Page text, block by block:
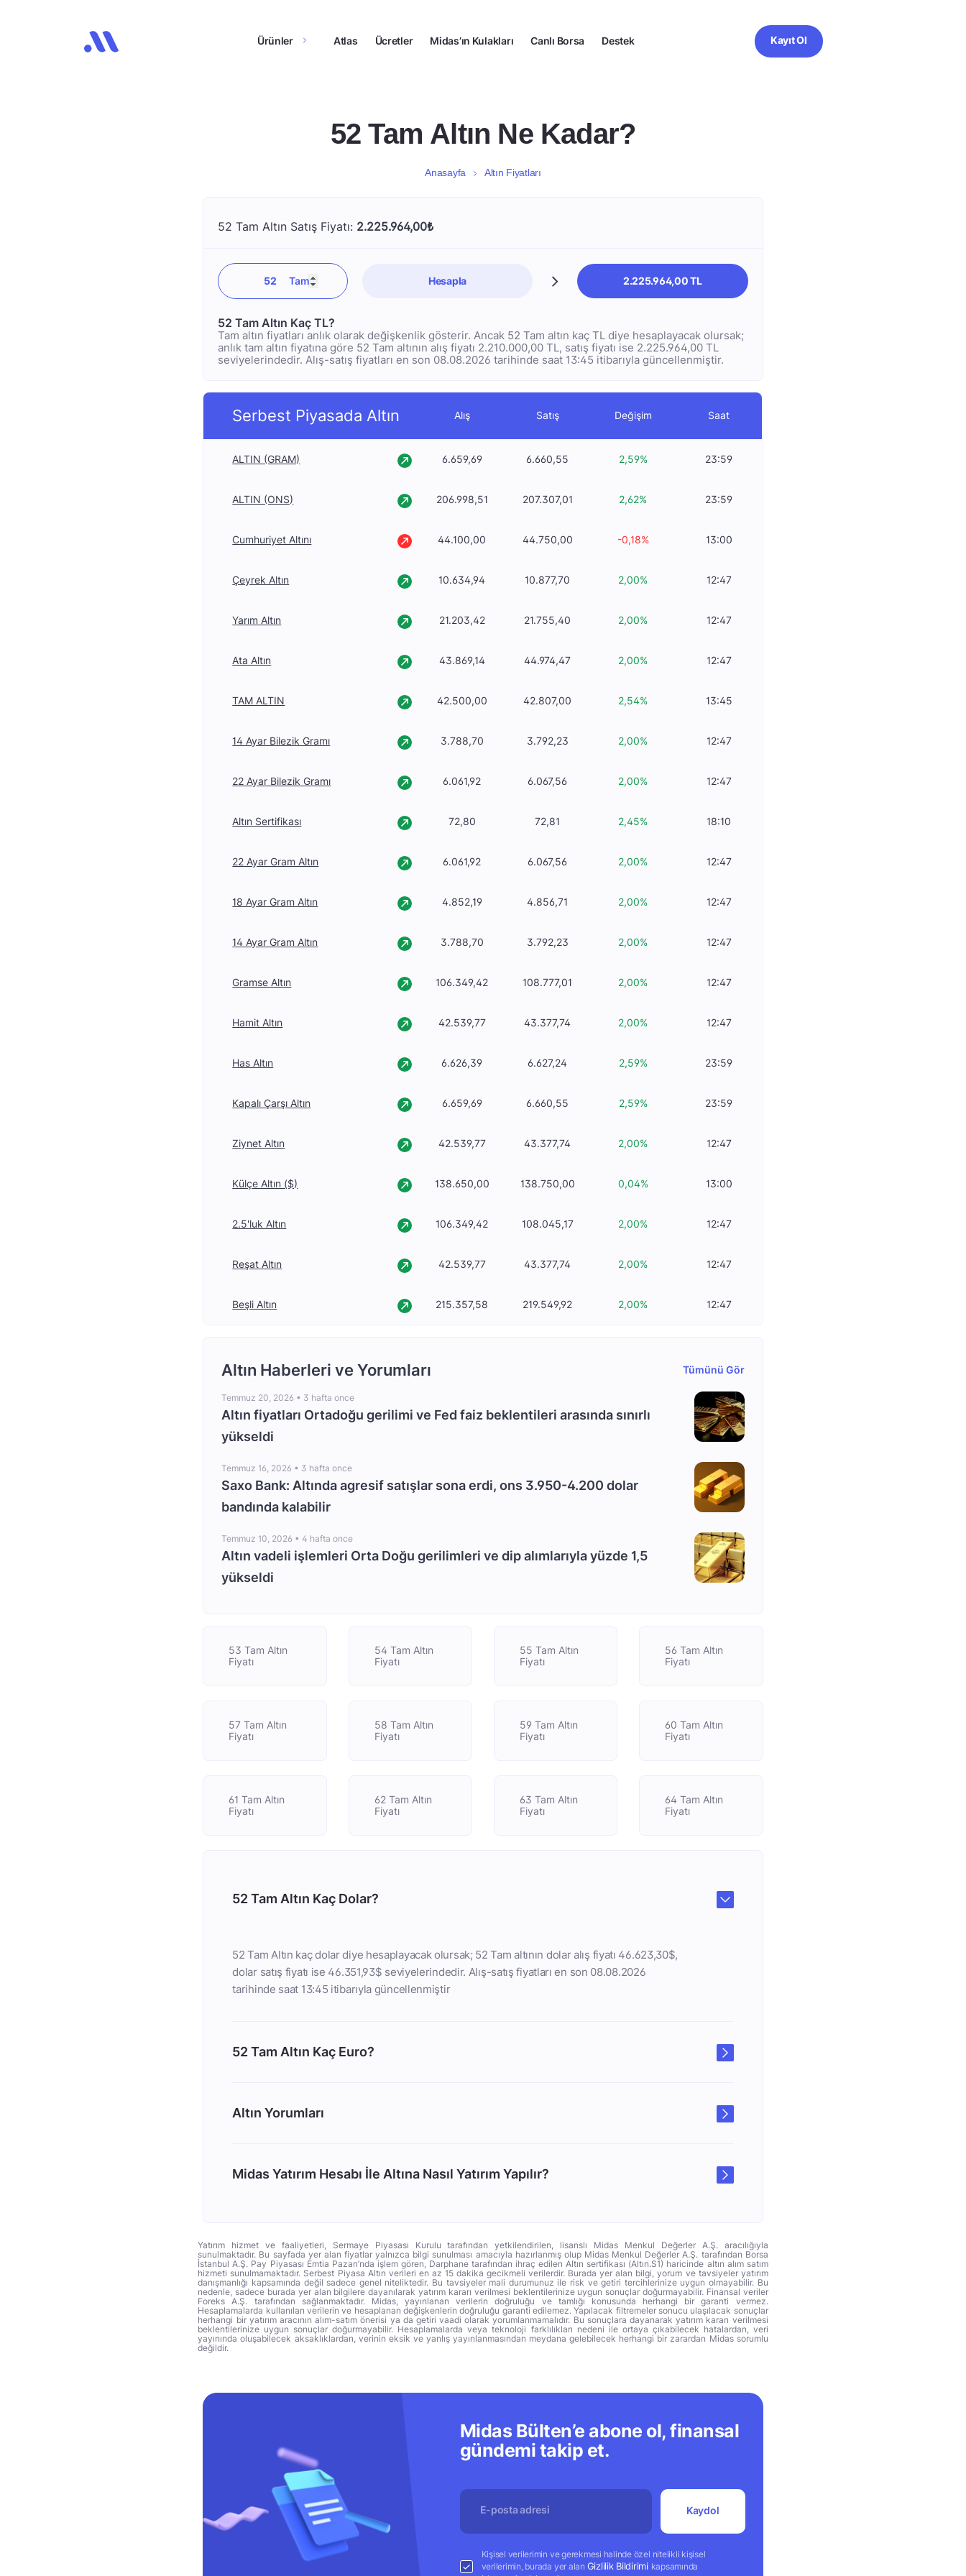
Ürünler Atlas Ücretler Midas’ın Kulakları Canlı Borsa Destek Kayıt Ol
52 Tam Altın Ne Kadar?
Anasayfa Altın Fiyatları
52 Tam Altın Satış Fiyatı: 2.225.964,00₺
Hesapla 2.225.964,00 TL
52 Tam Altın Kaç TL?
Tam altın fiyatları anlık olarak değişkenlik gösterir. Ancak 52 Tam altın kaç TL diye hesaplayacak olursak;
anlık tam altın fiyatına göre 52 Tam altının alış fiyatı 2.210.000,00 TL, satış fiyatı ise 2.225.964,00 TL
seviyelerindedir. Alış-satış fiyatları en son 08.08.2026 tarihinde saat 13:45 itibarıyla güncellenmiştir.
Serbest Piyasada Altın Alış Satış Değişim Saat
ALTIN (GRAM) 6.659,69 6.660,55 2,59% 23:59
ALTIN (ONS) 206.998,51 207.307,01 2,62% 23:59
Cumhuriyet Altını 44.100,00 44.750,00 -0,18% 13:00
Çeyrek Altın 10.634,94 10.877,70 2,00% 12:47
Yarım Altın 21.203,42 21.755,40 2,00% 12:47
Ata Altın 43.869,14 44.974,47 2,00% 12:47
TAM ALTIN 42.500,00 42.807,00 2,54% 13:45
14 Ayar Bilezik Gramı 3.788,70 3.792,23 2,00% 12:47
22 Ayar Bilezik Gramı 6.061,92 6.067,56 2,00% 12:47
Altın Sertifikası 72,80 72,81 2,45% 18:10
22 Ayar Gram Altın 6.061,92 6.067,56 2,00% 12:47
18 Ayar Gram Altın 4.852,19 4.856,71 2,00% 12:47
14 Ayar Gram Altın 3.788,70 3.792,23 2,00% 12:47
Gramse Altın 106.349,42 108.777,01 2,00% 12:47
Hamit Altın 42.539,77 43.377,74 2,00% 12:47
Has Altın 6.626,39 6.627,24 2,59% 23:59
Kapalı Çarşı Altın 6.659,69 6.660,55 2,59% 23:59
Ziynet Altın 42.539,77 43.377,74 2,00% 12:47
Külçe Altın ($) 138.650,00 138.750,00 0,04% 13:00
2.5'luk Altın 106.349,42 108.045,17 2,00% 12:47
Reşat Altın 42.539,77 43.377,74 2,00% 12:47
Beşli Altın 215.357,58 219.549,92 2,00% 12:47
Altın Haberleri ve Yorumları Tümünü Gör
Temmuz 20, 2026 • 3 hafta once
Altın fiyatları Ortadoğu gerilimi ve Fed faiz beklentileri arasında sınırlı
yükseldi
Temmuz 16, 2026 • 3 hafta once
Saxo Bank: Altında agresif satışlar sona erdi, ons 3.950-4.200 dolar
bandında kalabilir
Temmuz 10, 2026 •4 hafta once
Altın vadeli işlemleri Orta Doğu gerilimleri ve dip alımlarıyla yüzde 1,5
yükseldi
53 Tam Altın
Fiyatı
54 Tam Altın
Fiyatı
55 Tam Altın
Fiyatı
56 Tam Altın
Fiyatı
57 Tam Altın
Fiyatı
58 Tam Altın
Fiyatı
59 Tam Altın
Fiyatı
60 Tam Altın
Fiyatı
61 Tam Altın
Fiyatı
62 Tam Altın
Fiyatı
63 Tam Altın
Fiyatı
64 Tam Altın
Fiyatı
52 Tam Altın Kaç Dolar?
52 Tam Altın kaç dolar diye hesaplayacak olursak; 52 Tam altının dolar alış fiyatı 46.623,30$,
dolar satış fiyatı ise 46.351,93$ seviyelerindedir. Alış-satış fiyatları en son 08.08.2026
tarihinde saat 13:45 itibarıyla güncellenmiştir
52 Tam Altın Kaç Euro?
Altın Yorumları
Midas Yatırım Hesabı İle Altına Nasıl Yatırım Yapılır?
Yatırım hizmet ve faaliyetleri, Sermaye Piyasası Kurulu tarafından yetkilendirilen, lisanslı Midas Menkul Değerler A.Ş. aracılığıyla
sunulmaktadır. Bu sayfada yer alan fiyatlar yalnızca bilgi sunulması amacıyla hazırlanmış olup Midas Menkul Değerler A.Ş. tarafından Borsa
İstanbul A.Ş. Pay Piyasası Emtia Pazarı’nda işlem gören, Darphane tarafından ihraç edilen Altın sertifikası (Altın.S1) haricinde altın alım satım
hizmeti sunulmamaktadır. Serbest Piyasa Altın verileri en az 15 dakika gecikmeli verilerdir. Burada yer alan bilgi, yorum ve tavsiyeler yatırım
danışmanlığı kapsamında değil sadece genel niteliktedir. Bu tavsiyeler mali durumunuz ile risk ve getiri tercihlerinize uygun olmayabilir. Bu
nedenle, sadece burada yer alan bilgilere dayanılarak yatırım kararı verilmesi beklentilerinize uygun sonuçlar doğurmayabilir. Finansal veriler
Foreks A.Ş. tarafından sağlanmaktadır. Midas, yayınlanan verilerin doğruluğu ve tamlığı konusunda herhangi bir garanti vermez.
Hesaplamalarda kullanılan verilerin ve hesaplanan değişkenlerin doğruluğu garanti edilemez. Yapılacak filtremeler sonucu ulaşılacak sonuçlar
herhangi bir yatırım aracının alım-satım önerisi ya da getiri vaadi olarak yorumlanmamalıdır. Bu sonuçlara dayanarak yatırım kararı verilmesi
beklentilerinize uygun sonuçlar doğurmayabilir. Hesaplamalarda veya teknoloji farklılıkları nedeni ile ortaya çıkabilecek hatalardan, veri
yayınında oluşabilecek aksaklıklardan, verinin eksik ve yanlış yayınlanmasından meydana gelebilecek herhangi bir zarardan Midas sorumlu
değildir.
Midas Bülten’e abone ol, finansal
gündemi takip et.
Kaydol
Kişisel verilerimin ve gerekmesi halinde özel nitelikli kişisel
verilerimin, burada yer alan Gizlilik Bildirimi kapsamında